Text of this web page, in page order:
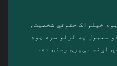
سفیر ټلوېزیوني شبکه د‎ یوه خپلواک حقوقي شخصیت،
اساس‌پاڼې، ځانګړي مهر او سمبول په لرلو سره ‎یوه